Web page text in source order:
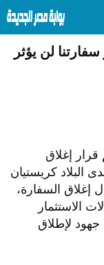
لن يؤثر
إغلاق
البلاد كريستيان
إغلاق السفارة،
الاستثمار
جهود لإطلاق